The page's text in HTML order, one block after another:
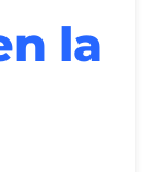
la